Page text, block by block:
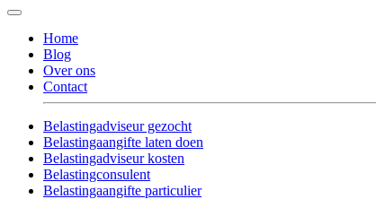
Home
Blog
Over ons
Contact
Belastingadviseur gezocht
Belastingaangifte laten doen
Belastingadviseur kosten
Belastingconsulent
Belastingaangifte particulier